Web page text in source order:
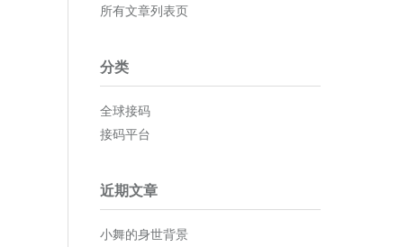
所有文章列表页
分类
全球接码
接码平台
近期文章
小舞的身世背景